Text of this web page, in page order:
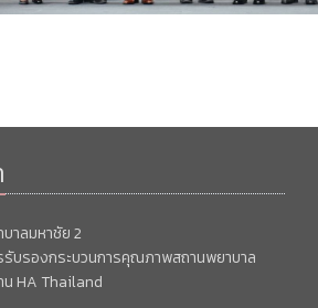
าลมหาชัย 2
รับรองกระบวนการคุณภาพสถานพยาบาล
น HA Thailand